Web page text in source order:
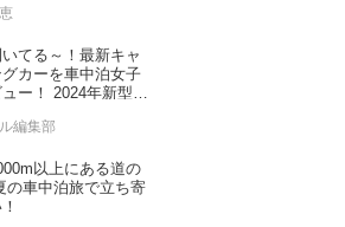
てる～！最新キャ
カーを車中泊女子
ー！ 2024年新型モ
編集部
以上にある道の
の車中泊旅で立ち寄